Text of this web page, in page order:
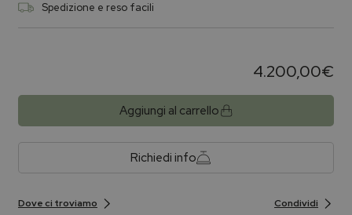
Spedizione e reso facili
4.200,00€
Aggiungi al carrello
Richiedi info
Dove ci troviamo Condividi